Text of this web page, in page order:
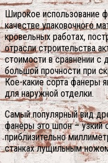
Широкое использование
качестве упаковочного
кровельных работах,
отрасли строительства
стоимости в сравнении с
большой прочности при
Кое-какие сорта фанеры
для наружной отделки.
Самый популярный вид
фанеры это шпон – узкий
приблизительно
станках лущильным